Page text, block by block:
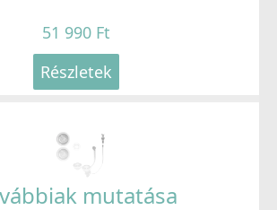
Venere G59 antracit
49 990 Ft
51 990 Ft
Részletek
mutatása